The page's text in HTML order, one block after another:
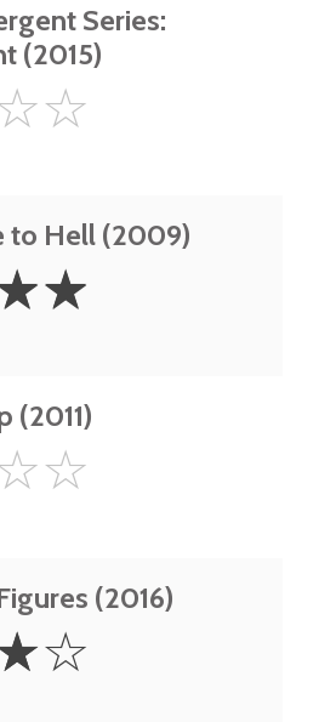
Series:
(2015)
☆
to Hell (2009)
☆
(2011)
☆
(2016)
☆